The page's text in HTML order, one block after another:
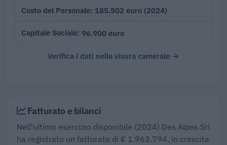
Costo del Personale 185.502 euro (2024)
Capitale Sociale 96.900 euro
Verifica i dati nella visura camerale →
Fatturato e bilanci
Nell'ultimo esercizio disponibile (2024) Des Alpes Srl
ha registrato un fatturato di € 1.963.794, in crescita